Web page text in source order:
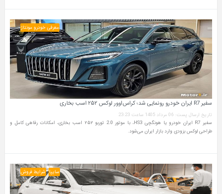
معرفی خودرو مونتاژ
سفیر R7 ایران خودرو رونمایی شد؛ کراس‌اوور لوکس ۲۵۲ اسب بخاری
تاریخ ارسال پست: 06 مرداد 1405 ساعت 23:23
سفیر R7 ایران خودرو یا هونگچی HS3، با موتور 2.0 توربو ۲۵۲ اسب بخاری، امکانات رفاهی کامل و
طراحی لوکس بزودی وارد بازار ایران می‌شود.
سایپا شرایط فروش